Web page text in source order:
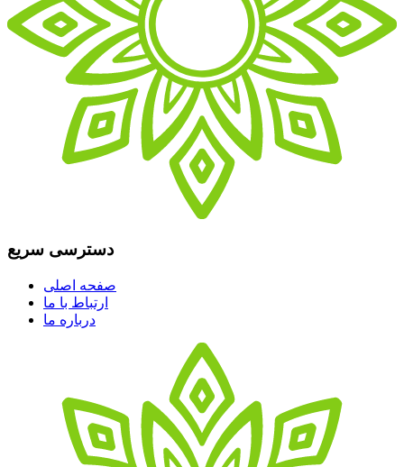
دسترسی سریع
صفحه اصلی
ارتباط با ما
درباره ما